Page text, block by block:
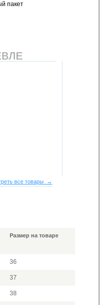
пакет
все товары →
Размер на товаре
36
37
38